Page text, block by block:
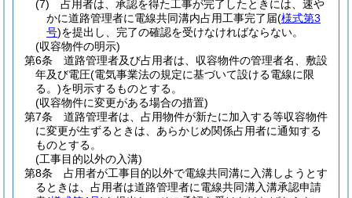
(7)
占用者は、承認を得た工事が完了したときには、速や
かに道路管理者に電線共同溝内占用工事完了届(様式第3
号)を提出し、完了の確認を受けなければならない。
(収容物件の明示)
第6条
道路管理者及び占用者は、収容物件の管理者名、敷設
年及び電圧(電気事業法の規定に基づいて設ける電線に限
る。)を明示するものとする。
(収容物件に変更がある場合の措置)
第7条
道路管理者は、占用物件が新たに加入する等収容物件
に変更が生ずるときは、あらかじめ関係占用者に通知する
ものとする。
(工事目的以外の入溝)
第8条
占用者が工事目的以外で電線共同溝に入溝しようとす
るときは、占用者は道路管理者に電線共同溝入溝承認申請